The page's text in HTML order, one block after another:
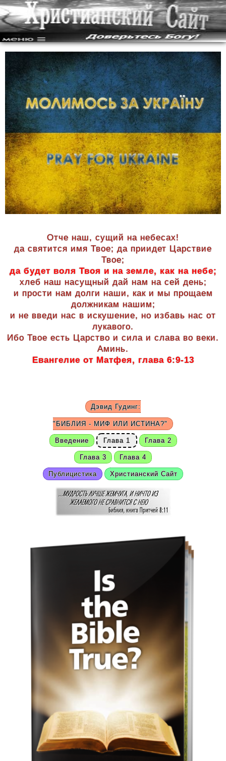
Отче наш, сущий на небесах!
да святится имя Твое; да приидет Царствие
Твое;
да будет воля Твоя и на земле, как на небе;
хлеб наш насущный дай нам на сей день;
и прости нам долги наши, как и мы прощаем
должникам нашим;
и не введи нас в искушение, но избавь нас от
лукавого.
Ибо Твое есть Царство и сила и слава во веки.
Аминь.
Евангелие от Матфея, глава 6:9-13
Дэвид Гудинг:
"БИБЛИЯ - МИФ ИЛИ ИСТИНА?"
Введение Глава 1 Глава 2
Глава 3 Глава 4
Публицистика Христианский Сайт